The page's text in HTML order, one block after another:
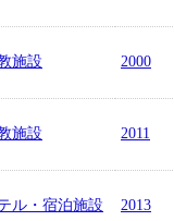
施設 2000
施設 2011
ル・宿泊施設 2013